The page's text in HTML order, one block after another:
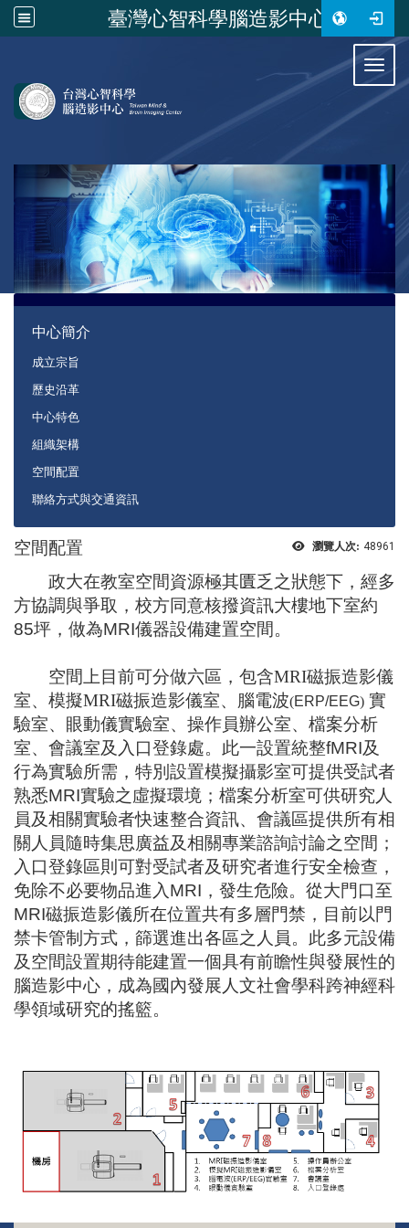
臺灣心智科學腦造影中心
中心簡介
成立宗旨
歷史沿革
中心特色
組織架構
空間配置
聯絡方式與交通資訊
瀏覽人次: 48961
空間配置
政大在教室空間資源極其匱乏之狀態下，經多
方協調與爭取，校方同意核撥資訊大樓地下室約
85坪，做為MRI儀器設備建置空間。
空間上目前可分做六區，包含MRI磁振造影儀
室、模擬MRI磁振造影儀室、腦電波(ERP/EEG) 實
驗室、眼動儀實驗室、操作員辦公室、檔案分析
室、會議室及入口登錄處。此一設置統整fMRI及
行為實驗所需，特別設置模擬攝影室可提供受試者
熟悉MRI實驗之虛擬環境；檔案分析室可供研究人
員及相關實驗者快速整合資訊、會議區提供所有相
關人員隨時集思廣益及相關專業諮詢討論之空間；
入口登錄區則可對受試者及研究者進行安全檢查，
免除不必要物品進入 MRI ，發生危險。從大門口至
MRI磁振造影儀所在位置共有多層門禁，目前以門
禁卡管制方式，篩選進出各區之人員。此多元設備
及空間設置期待能建置一個具有前瞻性與發展性的
腦造影中心，成為國內發展人文社會學科跨神經科
學領域研究的搖籃。